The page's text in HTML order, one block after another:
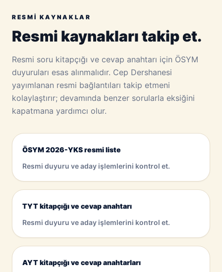
RESMI KAYNAKLAR
Resmi kaynakları takip et.
Resmi soru kitapçığı ve cevap anahtarı için ÖSYM
duyuruları esas alınmalıdır. Cep Dershanesi
yayımlanan resmi bağlantıları takip etmeni
kolaylaştırır; devamında benzer sorularla eksiğini
kapatmana yardımcı olur.
ÖSYM 2026-YKS resmi liste
Resmi duyuru ve aday işlemlerini kontrol et.
TYT kitapçığı ve cevap anahtarı
Resmi duyuru ve aday işlemlerini kontrol et.
AYT kitapçığı ve cevap anahtarları